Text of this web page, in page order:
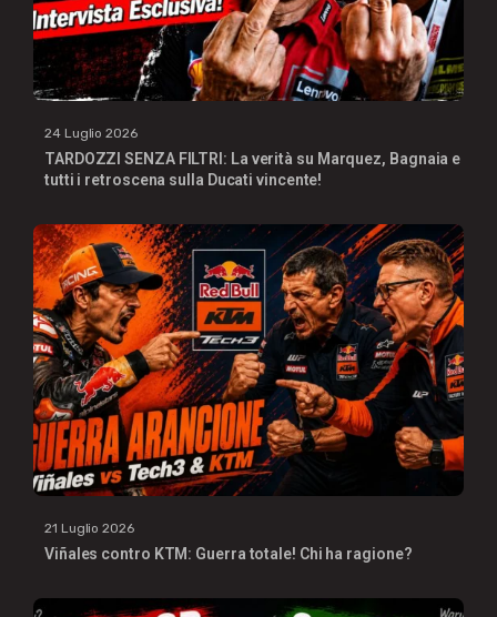
24 Luglio 2026
TARDOZZI SENZA FILTRI: La verità su Marquez, Bagnaia e
tutti i retroscena sulla Ducati vincente!
21 Luglio 2026
Viñales contro KTM: Guerra totale! Chi ha ragione?